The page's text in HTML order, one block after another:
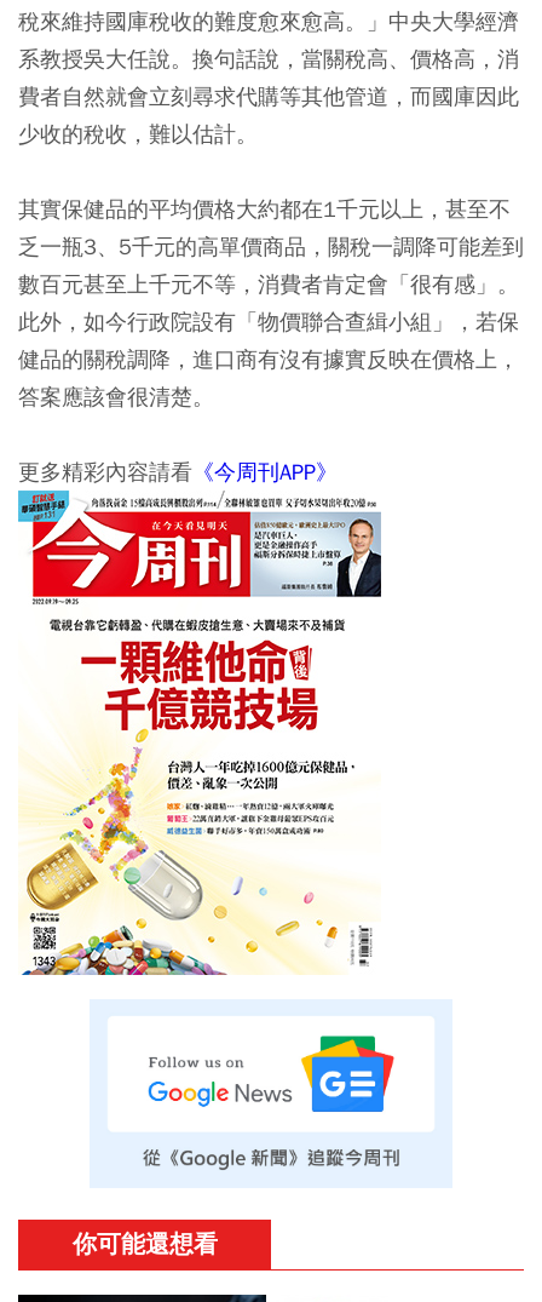
稅來維持國庫稅收的難度愈來愈高。」中央大學經濟
系教授吳大任說。換句話說，當關稅高、價格高，消
費者自然就會立刻尋求代購等其他管道，而國庫因此
少收的稅收，難以估計。
其實保健品的平均價格大約都在1千元以上，甚至不
乏一瓶3、5千元的高單價商品，關稅一調降可能差到
數百元甚至上千元不等，消費者肯定會「很有感」。
此外，如今行政院設有「物價聯合查緝小組」，若保
健品的關稅調降，進口商有沒有據實反映在價格上，
答案應該會很清楚。
更多精彩內容請看 《今周刊APP》